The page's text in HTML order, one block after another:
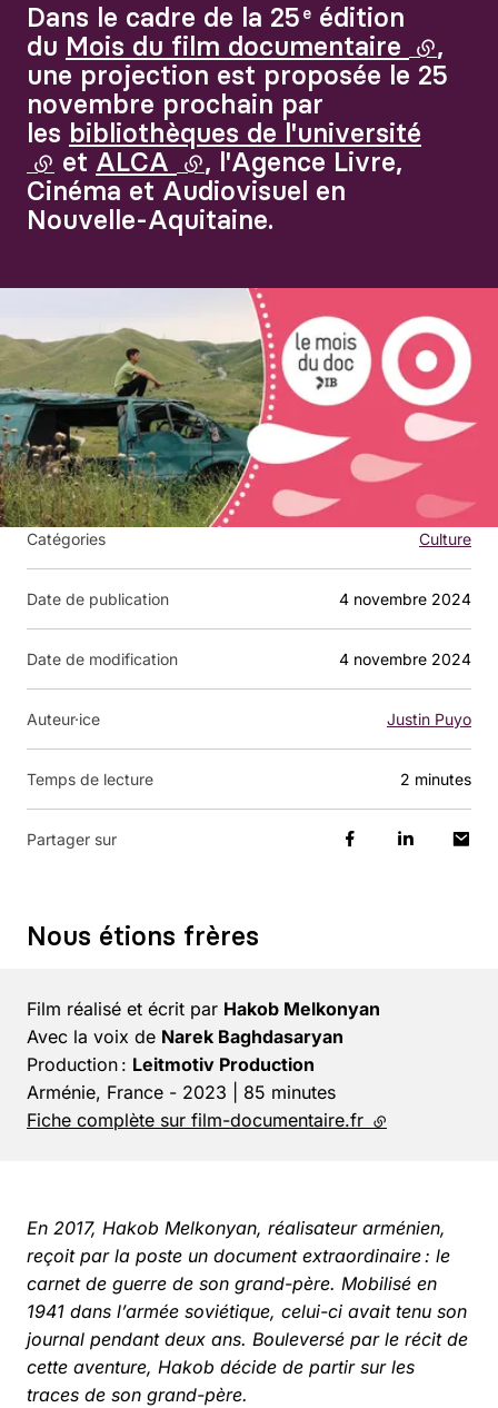
Dans le cadre de la 25 e édition
du Mois du film documentaire (lien
,
une projection est proposée le 25
novembre prochain par
les bibliothèques de l'université
(lien externe)
et ALCA (lien externe)
, l'Agence Livre,
Cinéma et Audiovisuel en
Nouvelle-Aquitaine.
Catégories Culture
Date de publication 4 novembre 2024
Date de modification 4 novembre 2024
Auteur·ice Justin Puyo
Temps de lecture 2 minutes
Partager sur
Nous étions frères
Film réalisé et écrit par Hakob Melkonyan
Avec la voix de Narek Baghdasaryan
Production : Leitmotiv Production
Arménie, France - 2023 | 85 minutes
Fiche complète sur film-documentaire.fr (lien externe)
En 2017, Hakob Melkonyan, réalisateur arménien,
reçoit par la poste un document extraordinaire : le
carnet de guerre de son grand-père. Mobilisé en
1941 dans l’armée soviétique, celui-ci avait tenu son
journal pendant deux ans. Bouleversé par le récit de
cette aventure, Hakob décide de partir sur les
traces de son grand-père.